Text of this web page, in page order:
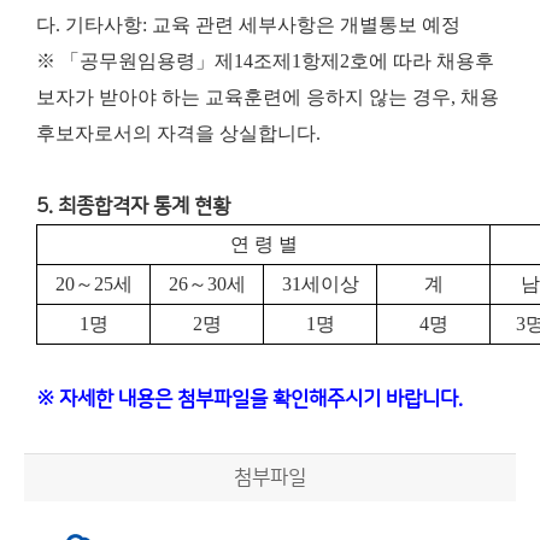
다. 기타사항: 교육 관련 세부사항은 개별통보 예정
※ 「공무원임용령」제14조제1항제2호에 따라 채용후
보자가 받아야 하는 교육훈련에 응하지 않는 경우, 채용
후보자로서의 자격을 상실합니다.
5. 최종합격자 통계 현황
연 령 별
20～ 25세 26～30세 31세이상 계
남
1 명 2명 1 명 4명 3
※ 자세한 내용은 첨부파일을 확인해주시기 바랍니다.
첨부파일